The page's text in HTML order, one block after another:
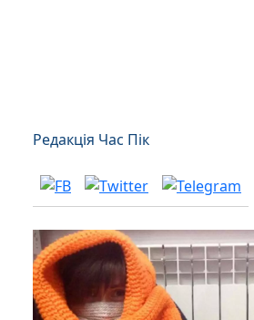
Редакція Час Пік